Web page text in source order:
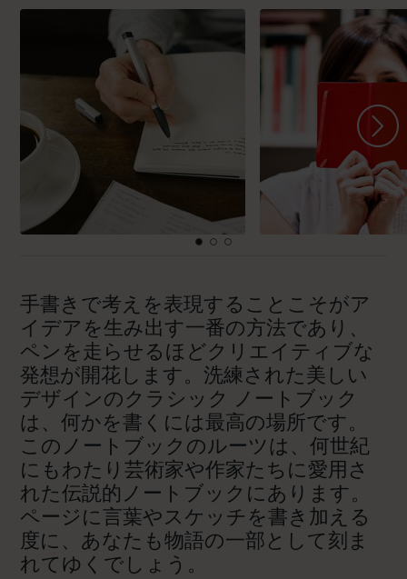
手書きで考えを表現することこそがア
イデアを生み出す一番の方法であり、
ペンを走らせるほどクリエイティブな
発想が開花します。洗練された美しい
デザインのクラシック ノートブック
は、何かを書くには最高の場所です。
このノートブックのルーツは、何世紀
にもわたり芸術家や作家たちに愛用さ
れた伝説的ノートブックにあります。
ページに言葉やスケッチを書き加える
度に、あなたも物語の一部として刻ま
れてゆくでしょう。